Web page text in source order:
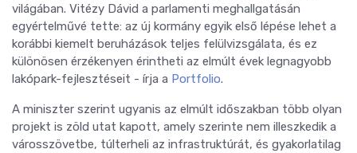
világában. Vitézy Dávid a parlamenti meghallgatásán
egyértelművé tette: az új kormány egyik első lépése lehet a
korábbi kiemelt beruházások teljes felülvizsgálata, és ez
különösen érzékenyen érintheti az elmúlt évek legnagyobb
lakópark-fejlesztéseit - írja a Portfolio.
A miniszter szerint ugyanis az elmúlt időszakban több olyan
projekt is zöld utat kapott, amely szerinte nem illeszkedik a
városszövetbe, túlterheli az infrastruktúrát, és gyakorlatilag